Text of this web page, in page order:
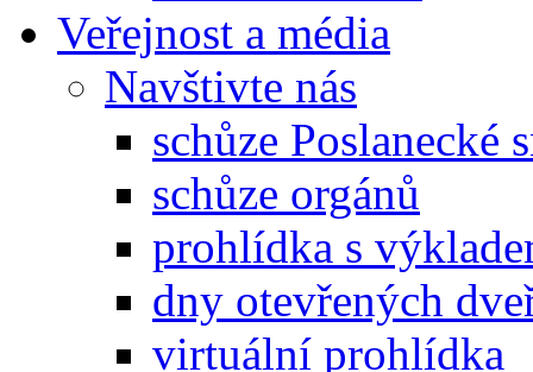
Veřejnost a média
Navštivte nás
schůze Poslanecké
schůze orgánů
prohlídka s
dny otevřených
virtuální prohlídka